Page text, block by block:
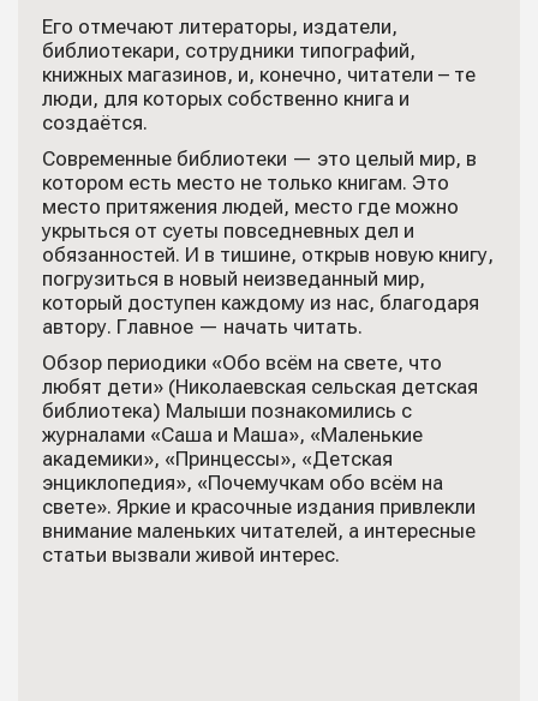
Его отмечают литераторы, издатели,
библиотекари, сотрудники типографий,
книжных магазинов, и, конечно, читатели – те
люди, для которых собственно книга и
создаётся.
Современные библиотеки — это целый мир, в
котором есть место не только книгам. Это
место притяжения людей, место где можно
укрыться от суеты повседневных дел и
обязанностей. И в тишине, открыв новую книгу,
погрузиться в новый неизведанный мир,
который доступен каждому из нас, благодаря
автору. Главное — начать читать.
Обзор периодики «Обо всём на свете, что
любят дети» (Николаевская сельская детская
библиотека) Малыши познакомились с
журналами «Саша и Маша», «Маленькие
академики», «Принцессы», «Детская
энциклопедия», «Почемучкам обо всём на
свете». Яркие и красочные издания привлекли
внимание маленьких читателей, а интересные
статьи вызвали живой интерес.